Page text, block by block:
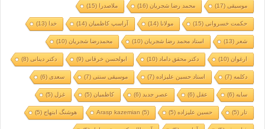
موسیقی(17) محمد رضا شجریان(16) ملاصدرا (15)
حکمت خسروانی(15) مولانا (14) آراسپ کاظمیان(14) خدا (13)
شعر (13) استاد محمد رضا شجریان(10) محمدرضا شجریان(10)
ارغوان(10) دکتر محقق داماد (10) ابولحسن خرقانی(9) دکتر دینانی(8)
دکلمه(7) استاد حسین علیزاده(7) موسیقی سنتی(7) سعدی(6)
سایه(6) عقل (6) عصر جدید (6) کاظمیان(5) غزل (5)
تار (5) حسین علیزاده(5)
Arasp kazemian (5) هوشنگ ابتهاج(5)